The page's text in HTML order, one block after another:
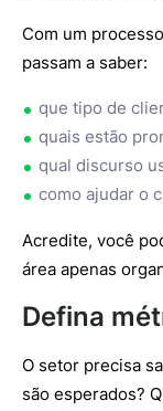
Com um
passam a saber:
que tipo de
quais estão
qual discurso
como ajudar o
Acredite, você
área apenas
Defina
O setor precisa
são esperados?